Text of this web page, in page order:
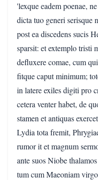
'lexque eadem poenae,
dicta tuo generi serisque
post ea discedens sucis
sparsit: et extemplo tristi
defluxere comae, cum
fitque caput minimum;
in latere exiles digiti pro
cetera venter habet, de
stamen et antiquas
Lydia tota fremit,
rumor it et magnum
ante suos Niobe
tum cum Maeoniam